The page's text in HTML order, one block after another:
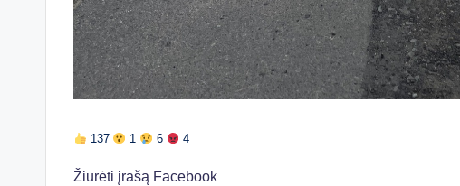
137 1 6 4
Žiūrėti įrašą Facebook